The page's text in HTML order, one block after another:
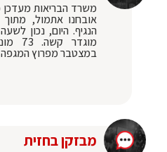
במצטבר מפרוץ המגפה
מבזקן בחזית